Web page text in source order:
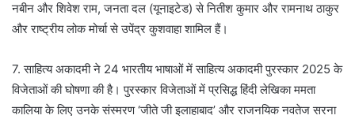
नबीन और शिवेश राम, जनता दल (यूनाइटेड) से नितीश कुमार और रामनाथ ठाकुर
और राष्ट्रीय लोक मोर्चा से उपेंद्र कुशवाहा शामिल हैं।
7. साहित्य अकादमी ने 24 भारतीय भाषाओं में साहित्य अकादमी पुरस्कार 2025 के
विजेताओं की घोषणा की है। पुरस्कार विजेताओं में प्रसिद्ध हिंदी लेखिका ममता
कालिया के लिए उनके संस्मरण ‘जीते जी इलाहाबाद’ और राजनयिक नवतेज सरना